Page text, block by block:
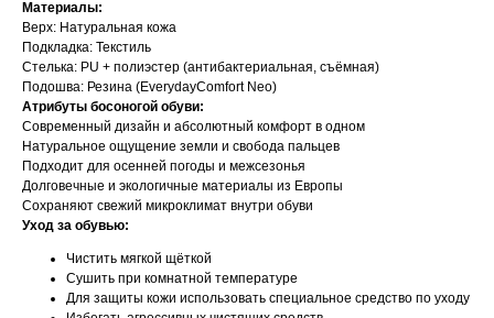
Материалы:
Верх: Натуральная кожа
Подкладка: Текстиль
Стелька: PU + полиэстер (антибактериальная, съёмная)
Подошва: Резина (EverydayComfort Neo)
Атрибуты босоногой обуви:
Современный дизайн и абсолютный комфорт в одном
Натуральное ощущение земли и свобода пальцев
Подходит для осенней погоды и межсезонья
Долговечные и экологичные материалы из Европы
Сохраняют свежий микроклимат внутри обуви
Уход за обувью:
Чистить мягкой щёткой
Сушить при комнатной температуре
Для защиты кожи использовать специальное средство по уходу